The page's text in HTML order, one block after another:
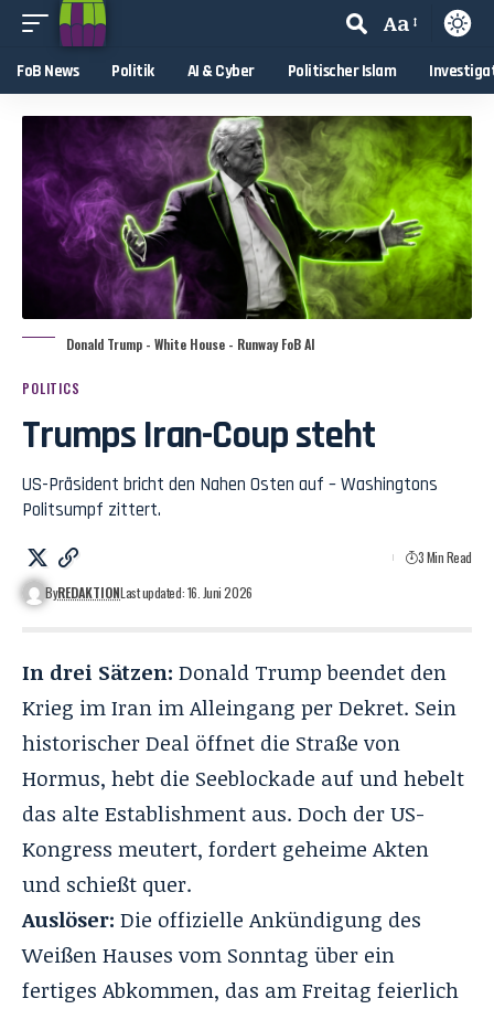
Aa
FoB News Politik AI & Cyber Politischer Islam
Donald Trump - White House - Runway FoB AI
POLITICS
Trumps Iran-Coup steht
US-Präsident bricht den Nahen Osten auf – Washingtons
Politsumpf zittert.
ByREDAKTIONLast updated: 16. Juni 2026
3 Min Read
In drei Sätzen: Donald Trump beendet den
Krieg im Iran im Alleingang per Dekret. Sein
historischer Deal öffnet die Straße von
Hormus, hebt die Seeblockade auf und hebelt
das alte Establishment aus. Doch der US-
Kongress meutert, fordert geheime Akten
und schießt quer.
Auslöser: Die offizielle Ankündigung des
Weißen Hauses vom Sonntag über ein
fertiges Abkommen, das am Freitag feierlich